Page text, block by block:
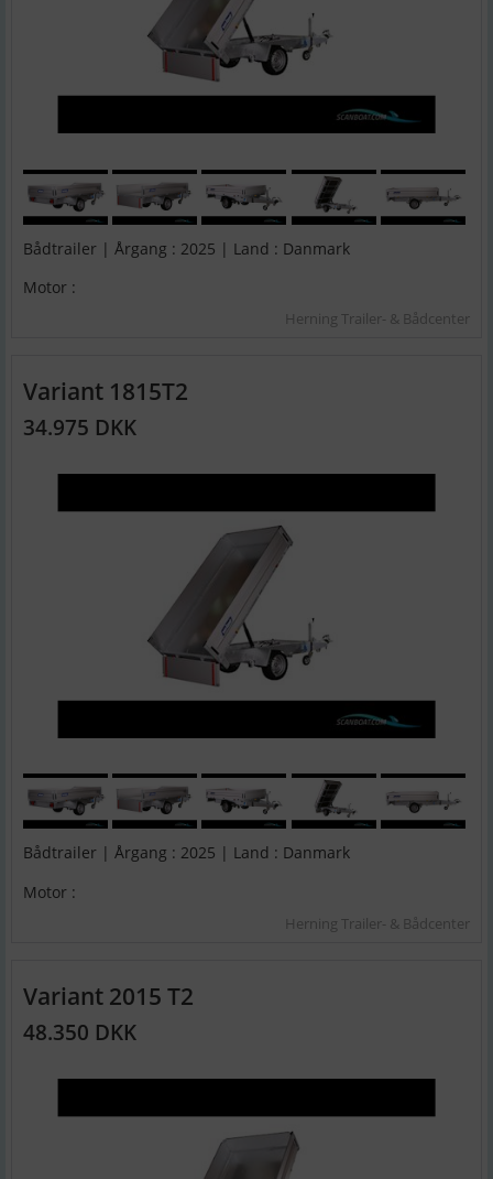
Bådtrailer | Årgang : 2025 | Land : Danmark
Motor :
Herning Trailer- & Bådcenter
Variant 1815T2
34.975 DKK
Bådtrailer | Årgang : 2025 | Land : Danmark
Motor :
Herning Trailer- & Bådcenter
Variant 2015 T2
48.350 DKK